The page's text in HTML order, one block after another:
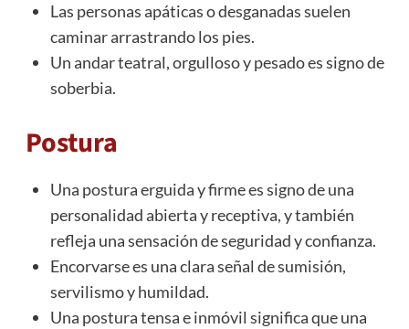
Las personas apáticas o desganadas suelen
caminar arrastrando los pies.
Un andar teatral, orgulloso y pesado es signo de
soberbia.
Postura
Una postura erguida y firme es signo de una
personalidad abierta y receptiva, y también
refleja una sensación de seguridad y confianza.
Encorvarse es una clara señal de sumisión,
servilismo y humildad.
Una postura tensa e inmóvil significa que una